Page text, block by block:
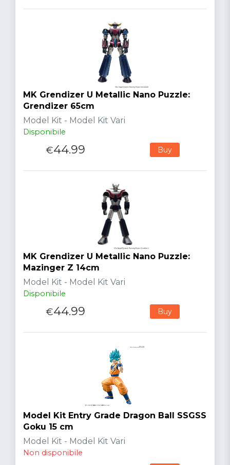
MK Grendizer U Metallic Nano Puzzle:
Grendizer 65cm
Model Kit - Model Kit Vari
Disponibile
€44.99 Buy
MK Grendizer U Metallic Nano Puzzle:
Mazinger Z 14cm
Model Kit - Model Kit Vari
Disponibile
€44.99 Buy
Model Kit Entry Grade Dragon Ball SSGSS
Goku 15 cm
Model Kit - Model Kit Vari
Non disponibile